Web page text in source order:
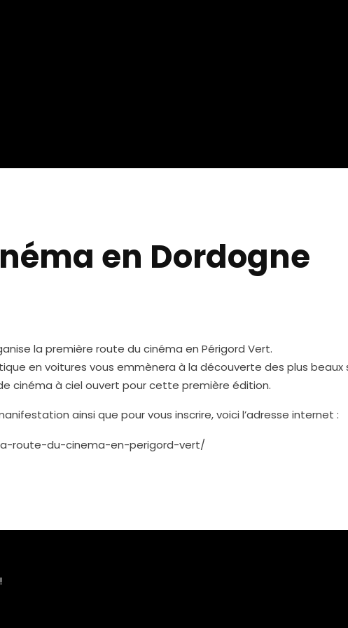
en Dordogne
la première route du cinéma en Périgord Vert.
en voitures vous emmènera à la découverte des plus
cinéma à ciel ouvert pour cette première édition.
ainsi que pour vous inscrire, voici l’adresse internet :
route-du-cinema-en-perigord-vert/